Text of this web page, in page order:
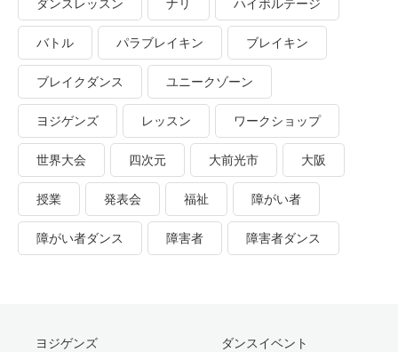
ダンスレッスン ナリ ハイボルテージ
バトル パラブレイキン ブレイキン
ブレイクダンス ユニークゾーン
ヨジゲンズ レッスン ワークショップ
世界大会 四次元 大前光市 大阪
授業 発表会 福祉 障がい者
障がい者ダンス 障害者 障害者ダンス
ヨジゲンズ ダンスイベント